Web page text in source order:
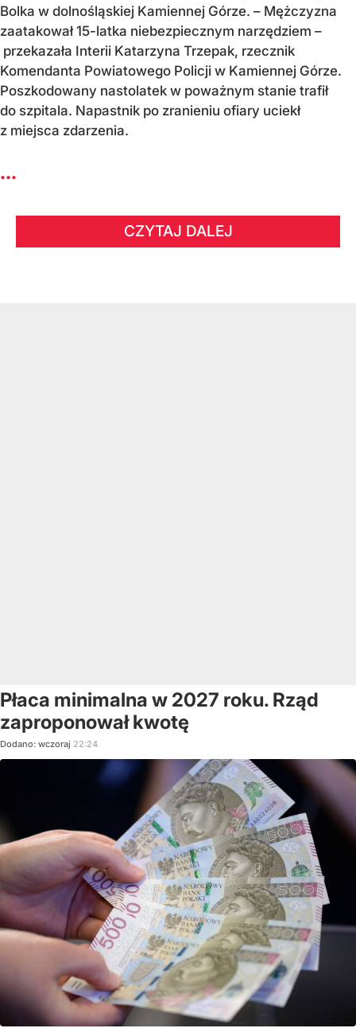
Bolka w dolnośląskiej Kamiennej Górze. – Mężczyzna
zaatakował 15-latka niebezpiecznym narzędziem –
przekazała Interii Katarzyna Trzepak, rzecznik
Komendanta Powiatowego Policji w Kamiennej Górze.
Poszkodowany nastolatek w poważnym stanie trafił
do szpitala. Napastnik po zranieniu ofiary uciekł
z miejsca zdarzenia.
...
CZYTAJ DALEJ
Płaca minimalna w 2027 roku. Rząd
zaproponował kwotę
Dodano: wczoraj 22:24